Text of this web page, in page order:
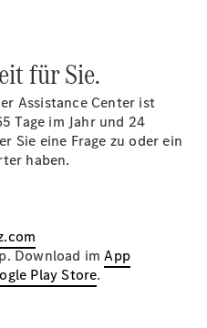
für Sie.
Assistance Center ist
Tage im Jahr und 24
Sie eine Frage zu oder ein
haben.
Download imApp
Play Store.